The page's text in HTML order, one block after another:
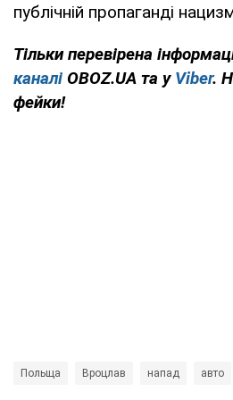
публічній пропаганді
Тільки перевірена
каналі OBOZ.UA та у Viber.
фейки!
Польща Вроцлав напад авто